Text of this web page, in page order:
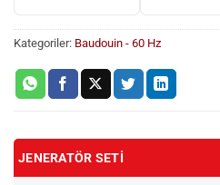
Kategoriler: Baudouin - 60 Hz
JENERATÖR SETI